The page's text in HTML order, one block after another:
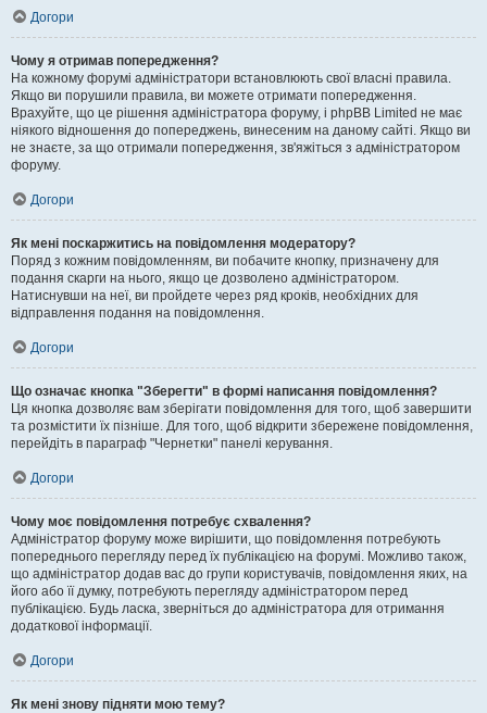
Догори
Чому я отримав попередження?
На кожному форумі адміністратори встановлюють свої власні правила.
Якщо ви порушили правила, ви можете отримати попередження.
Врахуйте, що це рішення адміністратора форуму, і phpBB Limited не має
ніякого відношення до попереджень, винесеним на даному сайті. Якщо ви
не знаєте, за що отримали попередження, зв'яжіться з адміністратором
форуму.
Догори
Як мені поскаржитись на повідомлення модератору?
Поряд з кожним повідомленням, ви побачите кнопку, призначену для
подання скарги на нього, якщо це дозволено адміністратором.
Натиснувши на неї, ви пройдете через ряд кроків, необхідних для
відправлення подання на повідомлення.
Догори
Що означає кнопка "Зберегти" в формі написання повідомлення?
Ця кнопка дозволяє вам зберігати повідомлення для того, щоб завершити
та розмістити їх пізніше. Для того, щоб відкрити збережене повідомлення,
перейдіть в параграф "Чернетки" панелі керування.
Догори
Чому моє повідомлення потребує схвалення?
Адміністратор форуму може вирішити, що повідомлення потребують
попереднього перегляду перед їх публікацією на форумі. Можливо також,
що адміністратор додав вас до групи користувачів, повідомлення яких, на
його або її думку, потребують перегляду адміністратором перед
публікацією. Будь ласка, зверніться до адміністратора для отримання
додаткової інформації.
Догори
Як мені знову підняти мою тему?